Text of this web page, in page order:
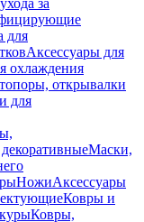
за
для
Аксессуары для
охлаждения
открывалки
для
Маски,
НожиАксессуары
Ковры и
Ковры,